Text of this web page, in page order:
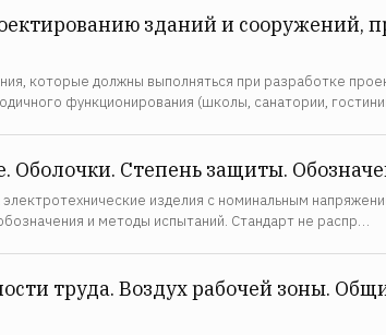
зданий и сооружений,
которые должны выполняться при разработке
функционирования (школы, санатории,
Оболочки. Степень защиты.
изделия с номинальным
и методы испытаний. Стандарт не распр…
труда. Воздух рабочей зоны.